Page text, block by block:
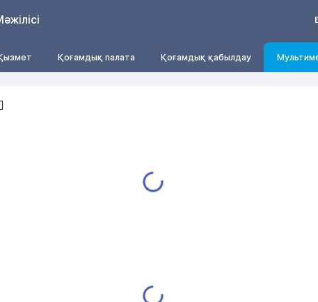
Қоғамдық палата Қоғамдық қабылдау